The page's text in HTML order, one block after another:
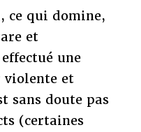
ce qui domine,
et
une
violente et
sans doute pas
(certaines